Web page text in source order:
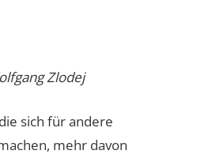
Zlodej
sich für andere
mehr davon